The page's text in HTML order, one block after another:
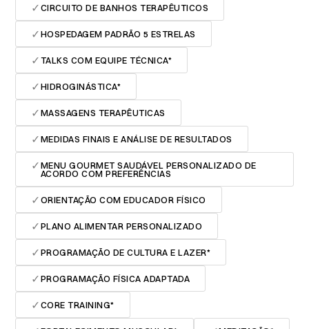
✓CIRCUITO DE BANHOS TERAPÊUTICOS
✓HOSPEDAGEM PADRÃO 5 ESTRELAS
✓TALKS COM EQUIPE TÉCNICA*
✓HIDROGINÁSTICA*
✓MASSAGENS TERAPÊUTICAS
✓MEDIDAS FINAIS E ANÁLISE DE RESULTADOS
✓MENU GOURMET SAUDÁVEL PERSONALIZADO DE
ACORDO COM PREFERÊNCIAS
✓ORIENTAÇÃO COM EDUCADOR FÍSICO
✓PLANO ALIMENTAR PERSONALIZADO
✓PROGRAMAÇÃO DE CULTURA E LAZER*
✓PROGRAMAÇÃO FÍSICA ADAPTADA
✓CORE TRAINING*